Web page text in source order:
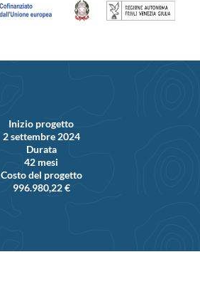
Inizio progetto
2 settembre 2024
Durata
42 mesi
Costo del progetto
996.980,22 €